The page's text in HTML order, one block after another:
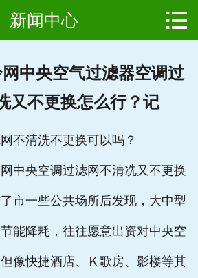
用户案例
资质证书
公司简介
新闻中心 
中央空气过滤器空调过
又不更换怎么行？记
清洗不更换可以吗？
央空调过滤网不清冼又不更换
市一些公共场所后发现，大中型
能降耗，往往愿意出资对中央空
像快捷酒店、Ｋ歌房、影楼等其